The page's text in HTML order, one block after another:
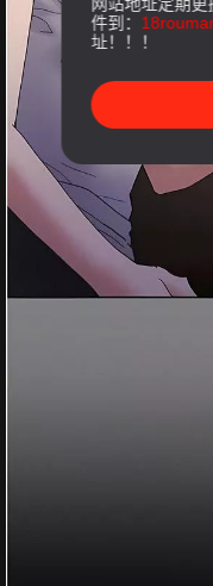
件到：
址！！！